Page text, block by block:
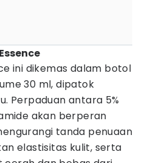
ini dikemas dalam botol
30 ml, dipatok
Perpaduan antara 5%
akan berperan
tanda penuaan
elastisitas kulit, serta